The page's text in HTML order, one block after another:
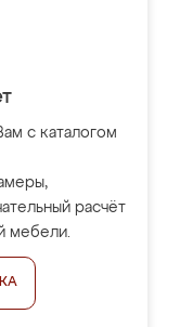
с каталогом
расчёт
мебели.